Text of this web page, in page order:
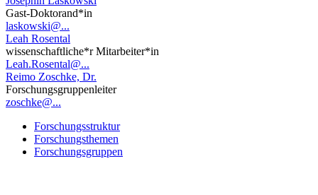
Gast-Doktorand*in
laskowski@...
Leah Rosental
wissenschaftliche*r Mitarbeiter*in
Leah.Rosental@...
Reimo Zoschke, Dr.
Forschungsgruppenleiter
zoschke@...
Forschungsstruktur
Forschungsthemen
Forschungsgruppen